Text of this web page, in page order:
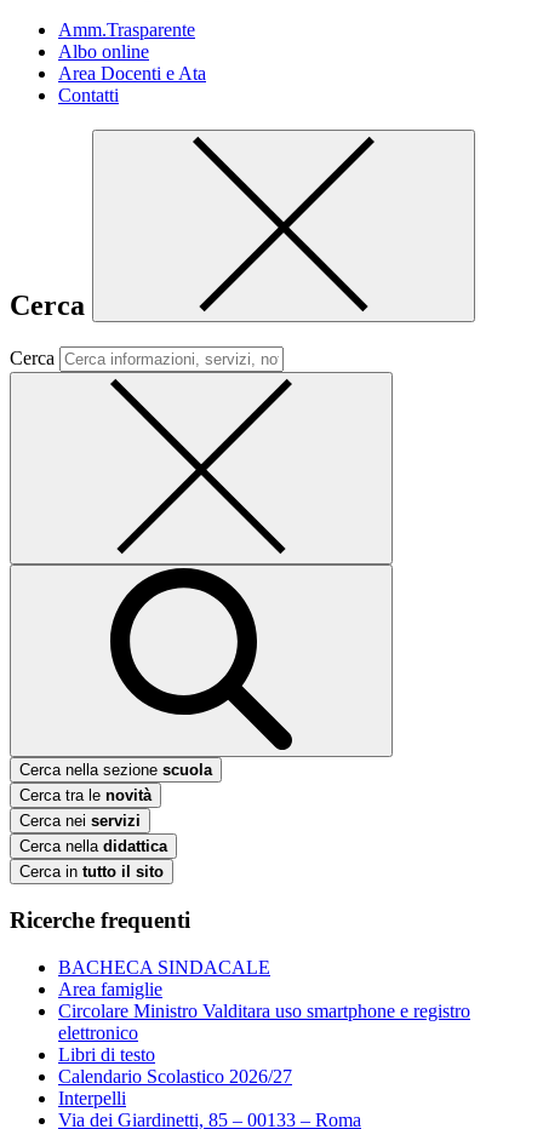
Amm.Trasparente
Albo online
Area Docenti e Ata
Contatti
Cerca
Cerca
Cerca nella sezione scuola
Cerca tra le novità
Cerca nei servizi
Cerca nella didattica
Cerca in tutto il sito
Ricerche frequenti
BACHECA SINDACALE
Area famiglie
Circolare Ministro Valditara uso smartphone e registro
elettronico
Libri di testo
Calendario Scolastico 2026/27
Interpelli
Via dei Giardinetti, 85 – 00133 – Roma